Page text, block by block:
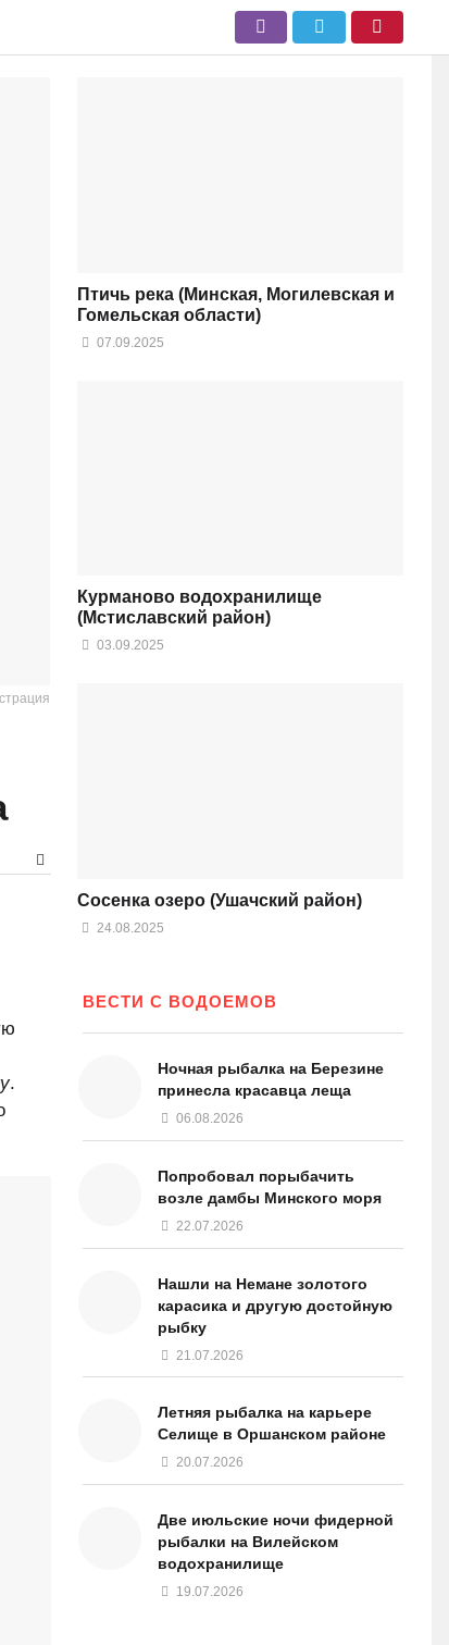
.
Птичь река (Минская, Могилевская и
Гомельская области)
07.09.2025
Курманово водохранилище
(Мстиславский район)
03.09.2025
Сосенка озеро (Ушачский район)
24.08.2025
ВЕСТИ С ВОДОЕМОВ
Ночная рыбалка на Березине
принесла красавца леща
06.08.2026
Попробовал порыбачить
возле дамбы Минского моря
22.07.2026
Нашли на Немане золотого
карасика и другую достойную
рыбку
21.07.2026
Летняя рыбалка на карьере
Селище в Оршанском районе
20.07.2026
Две июльские ночи фидерной
рыбалки на Вилейском
водохранилище
19.07.2026